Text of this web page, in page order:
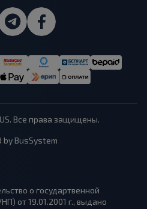
Все права защищены.
by BusSystem
о государтвенной
от 19.01.2001 г., выдано